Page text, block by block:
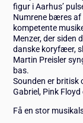
figur i Aarhus’
Numrene bæres
kompetente
Menzer, der siden
danske koryfæer,
Martin Preisler
bas.
Sounden er britisk
Gabriel, Pink
Få en stor